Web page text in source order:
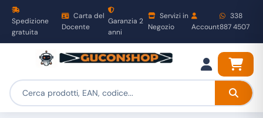
Spedizione
gratuita
Carta del
Docente
Garanzia 2
anni
Servizi in
Negozio
Account
338
887 4507